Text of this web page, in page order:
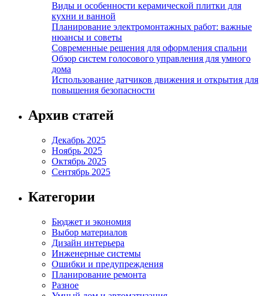
Виды и особенности керамической плитки для
кухни и ванной
Планирование электромонтажных работ: важные
нюансы и советы
Современные решения для оформления спальни
Обзор систем голосового управления для умного
дома
Использование датчиков движения и открытия для
повышения безопасности
Архив статей
Декабрь 2025
Ноябрь 2025
Октябрь 2025
Сентябрь 2025
Категории
Бюджет и экономия
Выбор материалов
Дизайн интерьера
Инженерные системы
Ошибки и предупреждения
Планирование ремонта
Разное